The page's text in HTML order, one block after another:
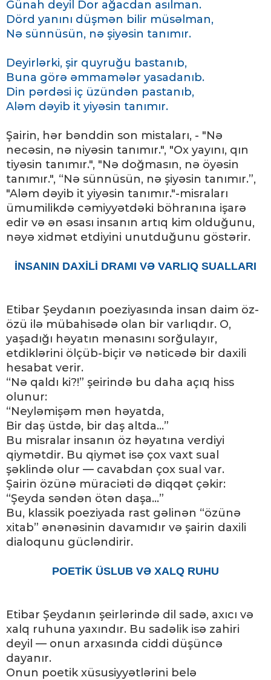
Günah deyil Dor ağacdan asılman.
Dörd yanını düşmən bilir müsəlman,
Nə sünnüsün, nə şiyəsin tanımır.
Deyirlərki, şir quyruğu bastanıb,
Buna görə əmmamələr yasadanıb.
Din pərdəsi iç üzündən pastanıb,
Aləm dəyib it yiyəsin tanımır.
Şairin, hər bənddin son mistaları, - "Nə
necəsin, nə niyəsin tanımır.", "Ox yayını, qın
tiyəsin tanımır.", "Nə doğmasın, nə öyəsin
tanımır.", “Nə sünnüsün, nə şiyəsin tanımır.”,
"Aləm dəyib it yiyəsin tanımır."-misraları
ümumilikdə cəmiyyətdəki böhranına işarə
edir və ən əsası insanın artıq kim olduğunu,
nəyə xidmət etdiyini unutduğunu göstərir.
İNSANIN DAXİLİ DRAMI VƏ VARLIQ SUALLARI
Etibar Şeydanın poeziyasında insan daim öz-
özü ilə mübahisədə olan bir varlıqdır. O,
yaşadığı həyatın mənasını sorğulayır,
etdiklərini ölçüb-biçir və nəticədə bir daxili
hesabat verir.
“Nə qaldı ki?!” şeirində bu daha açıq hiss
olunur:
“Neyləmişəm mən həyatda,
Bir daş üstdə, bir daş altda...”
Bu misralar insanın öz həyatına verdiyi
qiymətdir. Bu qiymət isə çox vaxt sual
şəklində olur — cavabdan çox sual var.
Şairin özünə müraciəti də diqqət çəkir:
“Şeyda səndən ötən daşa...”
Bu, klassik poeziyada rast gəlinən “özünə
xitab” ənənəsinin davamıdır və şairin daxili
dialoqunu gücləndirir.
POETİK ÜSLUB VƏ XALQ RUHU
Etibar Şeydanın şeirlərində dil sadə, axıcı və
xalq ruhuna yaxındır. Bu sadəlik isə zahiri
deyil — onun arxasında ciddi düşüncə
dayanır.
Onun poetik xüsusiyyətlərini belə